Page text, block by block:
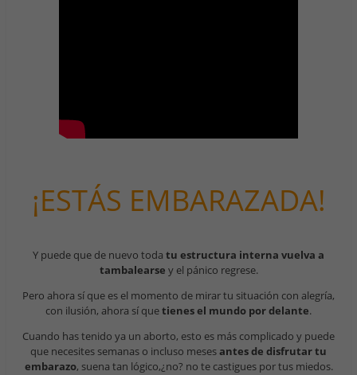
¡ESTÁS EMBARAZADA!
Y puede que de nuevo toda tu estructura interna vuelva a
tambalearse y el pánico regrese.
Pero ahora sí que es el momento de mirar tu situación con alegría,
con ilusión, ahora sí quetienes el mundo por delante.
Cuando has tenido ya un aborto, esto es más complicado y puede
que necesites semanas o incluso mesesantes de disfrutar tu
embarazo, suena tan lógico,¿no? no te castigues por tus miedos.